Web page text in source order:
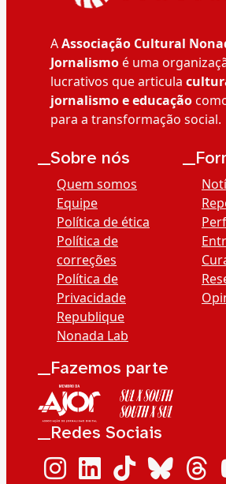
AAssociação Cultural
Jornalismoé uma
lucrativos que articula
jornalismo e educação
para a transformação social.
__Sobre nós
Quem somos
Equipe
Política de ética
Política de
correções
Política de
Privacidade
Republique
Nonada Lab
__Fazemos parte
__Redes Sociais